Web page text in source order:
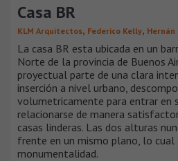
Casa BR
KLM Arquitectos, Federico Kelly, Hernán
La casa BR esta ubicada en un
Norte de la provincia de Buenos
proyectual parte de una clara
inserción a nivel urbano,
volumetricamente para entrar en
relacionarse de manera
casas linderas. Las dos alturas
frente en un mismo plano, lo cual
monumentalidad.